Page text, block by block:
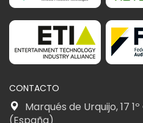
CONTACTO
Marqués de Urquijo, 17
(España)